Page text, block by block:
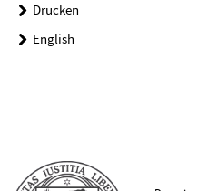
Drucken
English